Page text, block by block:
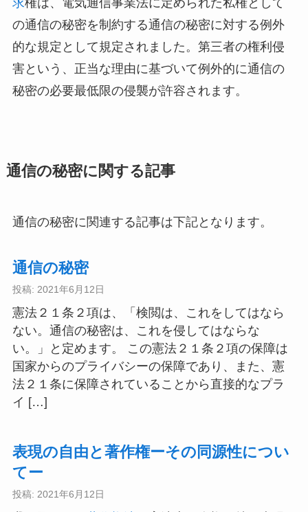
の通信の秘密を制約する通信の秘密に対する例外
的な規定として規定されました。第三者の権利侵
害という、正当な理由に基づいて例外的に通信の
秘密の必要最低限の侵襲が許容されます。
通信の秘密に関する記事
通信の秘密に関連する記事は下記となります。
通信の秘密
投稿: 2021年6月12日
憲法２１条２項は、「検閲は、これをしてはなら
ない。通信の秘密は、これを侵してはならな
い。」と定めます。 この憲法２１条２項の保障は
国家からのプライバシーの保障であり、また、憲
法２１条に保障されていることから直接的なプラ
イ […]
表現の自由と著作権ーその同源性につい
てー
投稿: 2021年6月12日